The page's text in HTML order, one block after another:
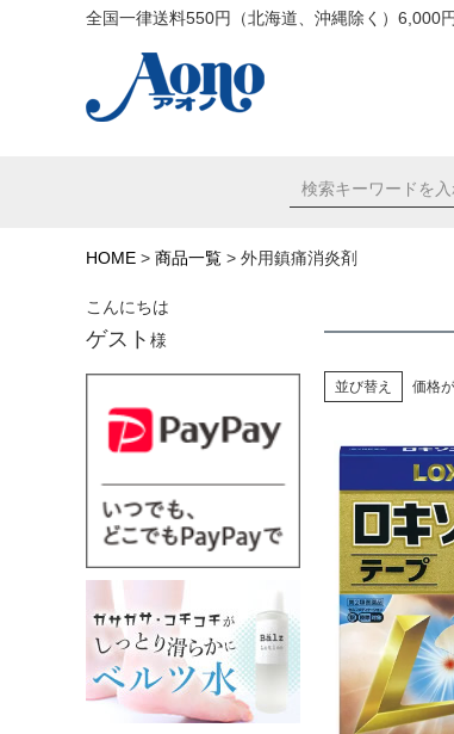
全国一律送料550円（北海道、沖縄除く）6,000
HOME 商品一覧 外用鎮痛消炎剤
こんにちは
ゲスト 様
並び替え 価格